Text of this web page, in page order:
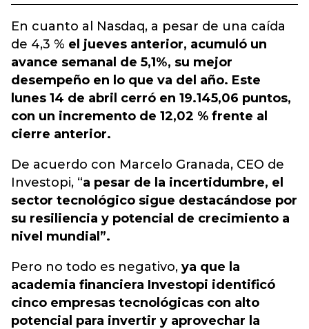
En cuanto al Nasdaq, a pesar de una caída
de 4,3 % el jueves anterior, acumuló un
avance semanal de 5,1%, su mejor
desempeño en lo que va del año. Este
lunes 14 de abril cerró en 19.145,06 puntos,
con un incremento de 12,02 % frente al
cierre anterior.
De acuerdo con Marcelo Granada, CEO de
Investopi, “a pesar de la incertidumbre, el
sector tecnológico sigue destacándose por
su resiliencia y potencial de crecimiento a
nivel mundial”.
Pero no todo es negativo, ya que la
academia financiera Investopi identificó
cinco empresas tecnológicas con alto
potencial para invertir y aprovechar la